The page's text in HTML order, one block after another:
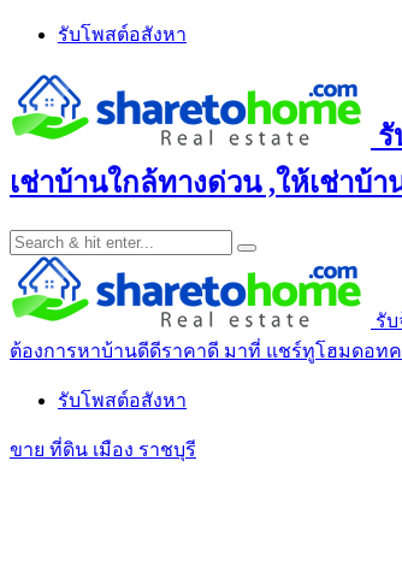
Skip
content
รับโพสต์อสังหา
รั
เช่าบ้านใกล้ทางด่วน ,ให้เช่า
รั
ต้องการหาบ้านดีดีราคาดี มาที่ แชร์ทูโฮมดอท
รับโพสต์อสังหา
ขาย ที่ดิน เมือง ราชบุรี